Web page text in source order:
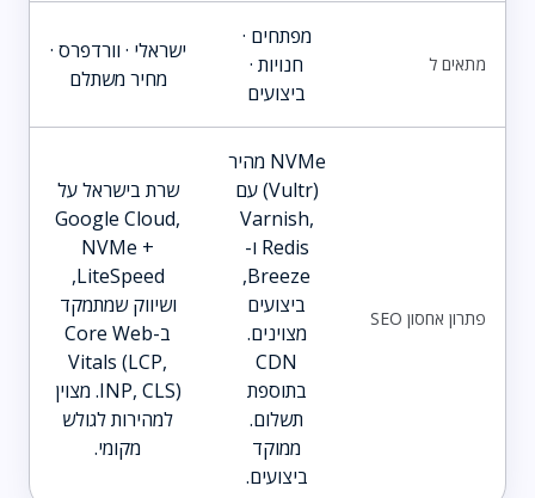
מתאים ל
מפתחים ·
חנויות ·
ביצועים
ישראלי · וורדפרס ·
מחיר משתלם
פתרון אחסון SEO
NVMe מהיר
(Vultr) עם
Varnish,
Redis ו-
Breeze,
ביצועים
מצוינים.
CDN
בתוספת
תשלום.
ממוקד
ביצועים.
שרת בישראל על
Google Cloud,
NVMe +
LiteSpeed,
ושיווק שמתמקד
ב-Core Web
Vitals (LCP,
INP, CLS). מצוין
למהירות לגולש
מקומי.